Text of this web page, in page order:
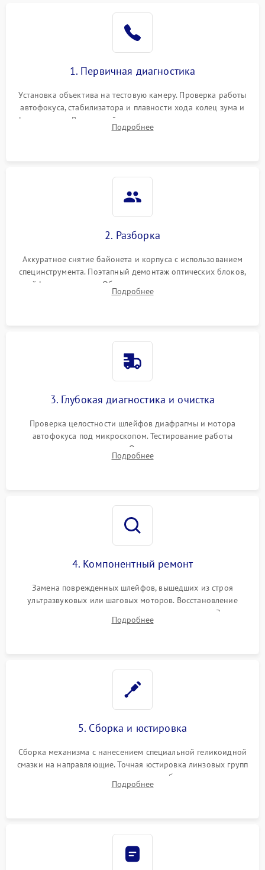
1. Первичная диагностика
Установка объектива на тестовую камеру. Проверка работы
автофокуса, стабилизатора и плавности хода колец зума и
фокусировки. Визуальный осмотр линз на наличие царапин,
грибка, пыли и оценка состояния контактов байонета.
Подробнее
2. Разборка
Аккуратное снятие байонета и корпуса с использованием
специнструмента. Поэтапный демонтаж оптических блоков,
шлейфов и приводов. Обязательная маркировка положения
линзовых групп для сохранения заводской центровки при
Подробнее
3. Глубокая диагностика и очистка
Проверка целостности шлейфов диафрагмы и мотора
автофокуса под микроскопом. Тестирование работы
электромагнитного привода. Очистка оптических элементов
от пыли, следов влаги и грибка спецрастворами без
Подробнее
4. Компонентный ремонт
Замена поврежденных шлейфов, вышедших из строя
ультразвуковых или шаговых моторов. Восстановление
геометрии направляющих при заклинивании зума. Замена
неисправного блока диафрагмы, датчиков положения или
Подробнее
5. Сборка и юстировка
Сборка механизма с нанесением специальной геликоидной
смазки на направляющие. Точная юстировка линзовых групп
программным или механическим способом для устранения
бэк
Подробнее